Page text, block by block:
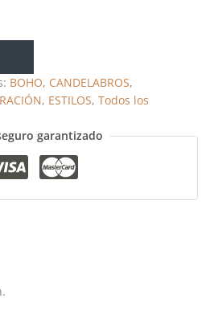
BOHO, CANDELABROS,
, ESTILOS, Todos los
garantizado